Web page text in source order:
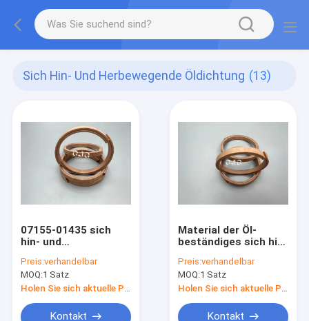
Sich Hin- Und Herbewegende Öldichtung (13)
07155-01435 sich
hin- und
Öldichtung, Führer-
Ring PHENOL Harz-
Material WR
hydraulisches
Preis:verhandelbar
MOQ:1 Satz
Kontakt
Material der Öl-
beständiges sich hin-
Öldichtungs-07156-
01012 Rareflon PTFE
Preis:verhandelbar
MOQ:1 Satz
Kontakt